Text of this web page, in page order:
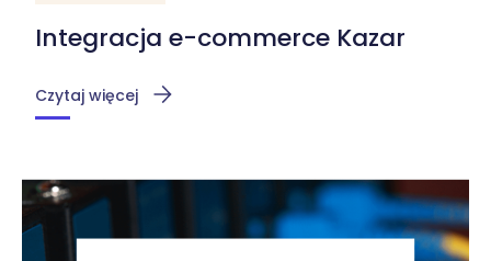
Integracja e-commerce Kazar
Czytaj więcej